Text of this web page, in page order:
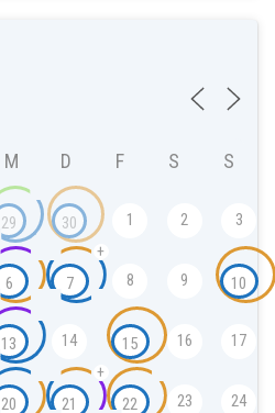
M D F S S
29 30 1 2 3
6 7
+
8 9 10
13 14 15 16 17
20 21
+
22 23 24